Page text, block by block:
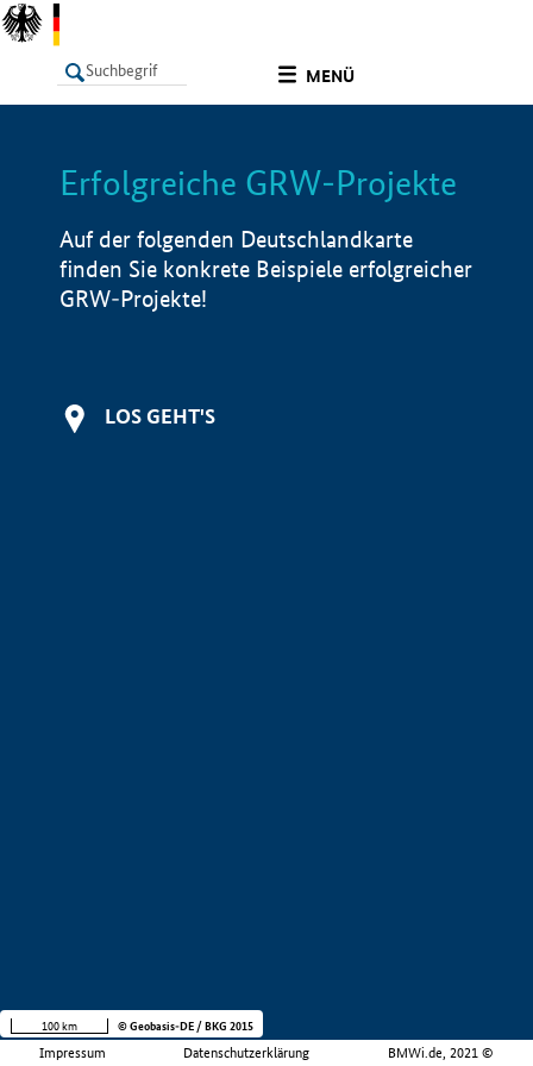
MENÜ
LISTE Info
Erfolgreiche GRW-Projekte
Auf der folgenden Deutschlandkarte
finden Sie konkrete Beispiele erfolgreicher
GRW-Projekte!
LOS GEHT'S
Impressum Datenschutzerklärung BMWi.de, 2021 ©
100 km © Geobasis-DE / BKG 2015